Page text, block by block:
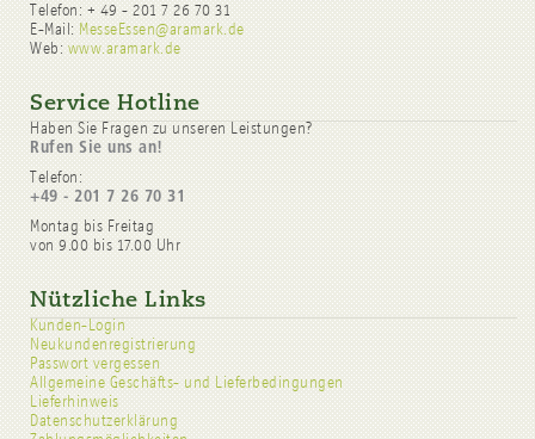
Telefon: + 49 - 201 7 26 70 31
E-Mail:MesseEssen@aramark.de
Web:www.aramark.de
Service Hotline
Haben Sie Fragen zu unseren Leistungen?
Rufen Sie uns an!
Telefon:
+49 - 201 7 26 70 31
Montag bis Freitag
von 9.00 bis 17.00 Uhr
Nützliche Links
Kunden-Login
Neukundenregistrierung
Passwort vergessen
Allgemeine Geschäfts- und Lieferbedingungen
Lieferhinweis
Datenschutzerklärung